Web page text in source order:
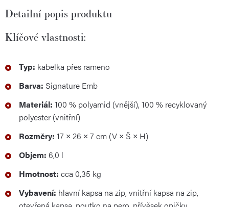
Detailní popis produktu
Klíčové vlastnosti:
Typ: kabelka přes rameno
Barva: Signature Emb
Materiál: 100 % polyamid (vnější), 100 % recyklovaný
polyester (vnitřní)
Rozměry: 17 × 26 × 7 cm (V × Š × H)
Objem: 6,0 l
Hmotnost: cca 0,35 kg
Vybavení: hlavní kapsa na zip, vnitřní kapsa na zip,